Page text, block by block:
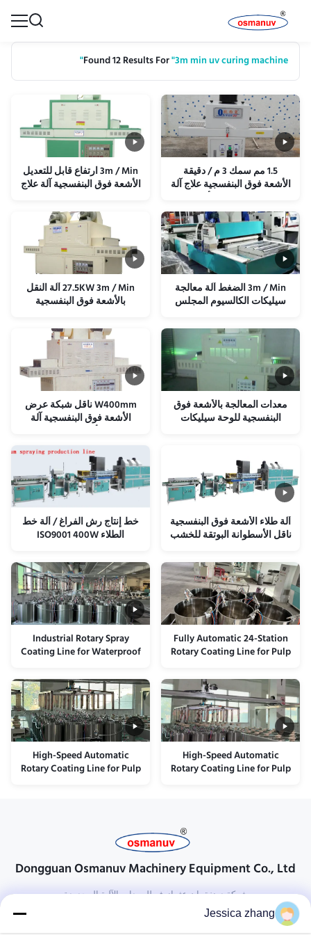
Found 12 Results For"3m min uv curing machine"
1.5 مم سمك 3 م / دقيقة
الأشعة فوق البنفسجية علاج آلة
استخدام مجلس الألومنيوم
3m / Min ارتفاع قابل للتعديل
الأشعة فوق البنفسجية آلة علاج
3m / Min الضغط آلة معالجة
سيليكات الكالسيوم المجلس
27.5KW 3m / Min آلة النقل
بالأشعة فوق البنفسجية
معدات المعالجة بالأشعة فوق
البنفسجية للوحة سيليكات
W400mm ناقل شبكة عرض
الأشعة فوق البنفسجية آلة
معالجة الأرضيات 3m / Min
آلة طلاء الأشعة فوق البنفسجية
ناقل الأسطوانة البوتقة للخشب
خط إنتاج رش الفراغ / آلة خط
الطلاء ISO9001 400W
Fully Automatic 24-Station
Rotary Coating Line for Pulp
High-Precision Internal
Barrier Solution
Industrial Rotary Spray
Coating Line for Waterproof
Heavy-Duty Solution
High-Speed Automatic
Rotary Coating Line for Pulp
High-Speed Automatic
Rotary Coating Line for Pulp
Dongguan Osmanuv Machinery Equipment Co., Ltd
شركة دونغقوان عثمانوف للمعدات الآلية المحدودة
تواصل معنا
Jessica zhang